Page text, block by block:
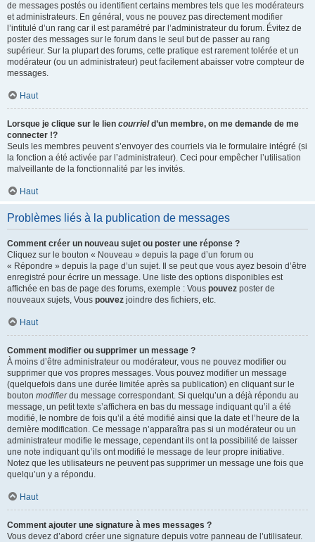
de messages postés ou identifient certains membres tels que les modérateurs
et administrateurs. En général, vous ne pouvez pas directement modifier
l’intitulé d’un rang car il est paramétré par l’administrateur du forum. Évitez de
poster des messages sur le forum dans le seul but de passer au rang
supérieur. Sur la plupart des forums, cette pratique est rarement tolérée et un
modérateur (ou un administrateur) peut facilement abaisser votre compteur de
messages.
Haut
Lorsque je clique sur le lien courrield’un membre, on me demande de me
connecter !?
Seuls les membres peuvent s’envoyer des courriels via le formulaire intégré (si
la fonction a été activée par l’administrateur). Ceci pour empêcher l’utilisation
malveillante de la fonctionnalité par les invités.
Haut
Problèmes liés à la publication de messages
Comment créer un nouveau sujet ou poster une réponse ?
Cliquez sur le bouton « Nouveau » depuis la page d’un forum ou
« Répondre » depuis la page d’un sujet. Il se peut que vous ayez besoin d’être
enregistré pour écrire un message. Une liste des options disponibles est
affichée en bas de page des forums, exemple : Vous pouvez poster de
nouveaux sujets, Vous pouvez joindre des fichiers, etc.
Haut
Comment modifier ou supprimer un message ?
À moins d’être administrateur ou modérateur, vous ne pouvez modifier ou
supprimer que vos propres messages. Vous pouvez modifier un message
(quelquefois dans une durée limitée après sa publication) en cliquant sur le
bouton modifierdu message correspondant. Si quelqu’un a déjà répondu au
message, un petit texte s’affichera en bas du message indiquant qu’il a été
modifié, le nombre de fois qu’il a été modifié ainsi que la date et l’heure de la
dernière modification. Ce message n’apparaîtra pas si un modérateur ou un
administrateur modifie le message, cependant ils ont la possibilité de laisser
une note indiquant qu’ils ont modifié le message de leur propre initiative.
Notez que les utilisateurs ne peuvent pas supprimer un message une fois que
quelqu’un y a répondu.
Haut
Comment ajouter une signature à mes messages ?
Vous devez d’abord créer une signature depuis votre panneau de l’utilisateur.